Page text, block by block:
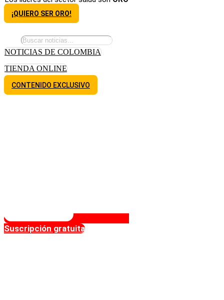
¡QUIERO SER ORO!
NOTICIAS DE COLOMBIA
TIENDA ONLINE
CONTENIDO EXCLUSIVO
Suscripción gratuita